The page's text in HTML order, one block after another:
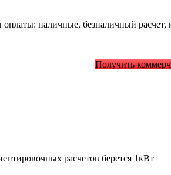
наличные, безналичный расчет,
Получить
расчетов берется 1кВт